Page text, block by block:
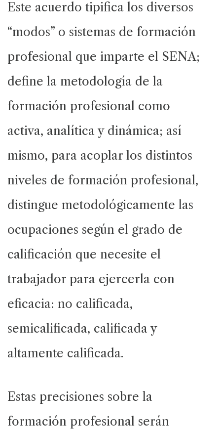
Este acuerdo tipifica los diversos
“modos” o sistemas de formación
profesional que imparte el SENA;
define la metodología de la
formación profesional como
activa, analítica y dinámica; así
mismo, para acoplar los distintos
niveles de formación profesional,
distingue metodológicamente las
ocupaciones según el grado de
calificación que necesite el
trabajador para ejercerla con
eficacia: no calificada,
semicalificada, calificada y
altamente calificada.
Estas precisiones sobre la
formación profesional serán